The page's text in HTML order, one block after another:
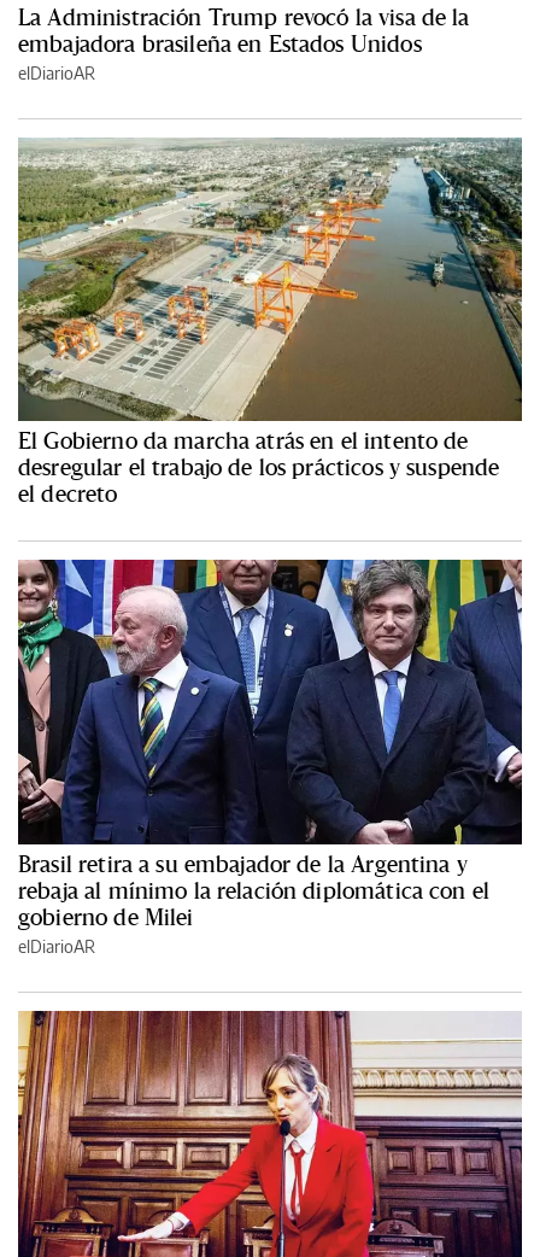
La Administración Trump revocó la visa de la
embajadora brasileña en Estados Unidos
elDiarioAR
El Gobierno da marcha atrás en el intento de
desregular el trabajo de los prácticos y suspende
el decreto
Brasil retira a su embajador de la Argentina y
rebaja al mínimo la relación diplomática con el
gobierno de Milei
elDiarioAR